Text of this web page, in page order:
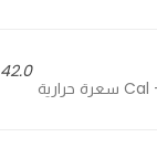
42.0 SAR